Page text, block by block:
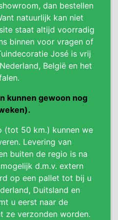
dan bestellen
natuurlijk kan niet
staat altijd voorradig
binnen voor vragen of
José is vrij
België en het
kunnen gewoon nog
(tot 50 km.) kunnen we
Levering van
buiten de regio is na
d.m.v. extern
op een pallet tot bij u
Duitsland en
u eerst naar de
ze verzonden worden.